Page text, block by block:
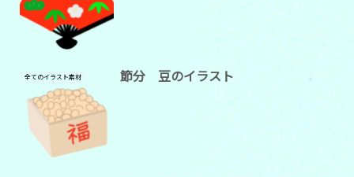
全てのイラスト素材 節分 豆のイラスト